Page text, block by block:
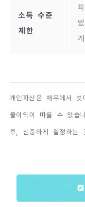
소득 수준
제한
개인파산은 채무에서
불이익이 따를 수 있습
후, 신중하게 결정하는